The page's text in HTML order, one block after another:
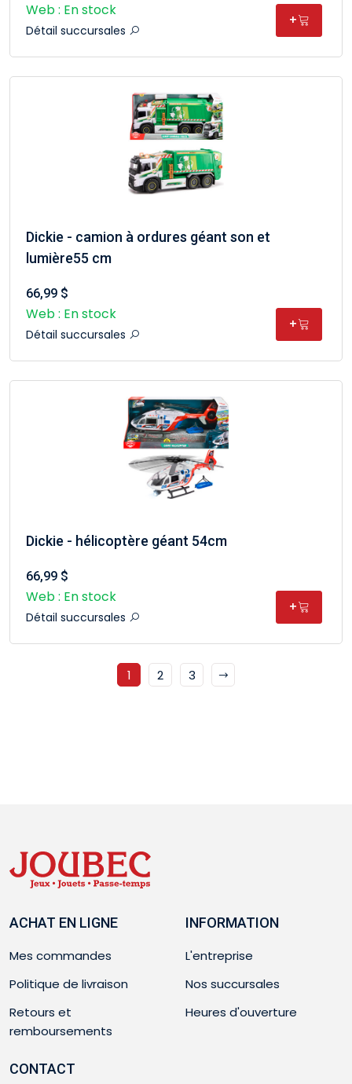
Web : En stock
Détail succursales
+
Dickie - camion à ordures géant son et
lumière55 cm
66,99 $
Web : En stock
Détail succursales
+
Dickie - hélicoptère géant 54cm
66,99 $
Web : En stock
Détail succursales
+
1 2 3
ACHAT EN LIGNE
Mes commandes
Politique de livraison
Retours et
remboursements
INFORMATION
L'entreprise
Nos succursales
Heures d'ouverture
CONTACT